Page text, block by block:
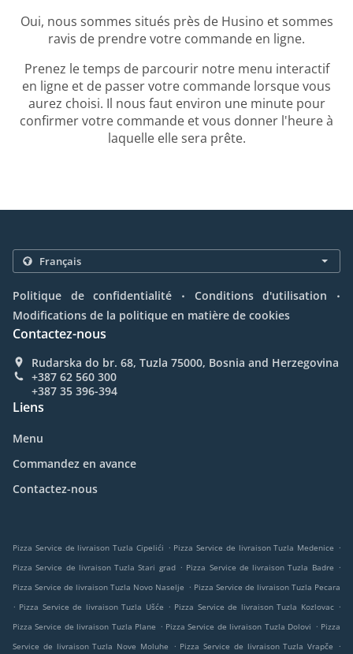
Oui, nous sommes situés près de Husino et sommes
ravis de prendre votre commande en ligne.
Prenez le temps de parcourir notre menu interactif
en ligne et de passer votre commande lorsque vous
aurez choisi. Il nous faut environ une minute pour
confirmer votre commande et vous donner l'heure à
laquelle elle sera prête.
Politique de confidentialité . Conditions d'utilisation .
Modifications de la politique en matière de cookies
Contactez-nous
Rudarska do br. 68, Tuzla 75000, Bosnia and Herzegovina
+387 62 560 300
+387 35 396-394
Liens
Menu
Commandez en avance
Contactez-nous
Pizza Service de livraison Tuzla Cipelići . Pizza Service de livraison Tuzla Medenice .
Pizza Service de livraison Tuzla Stari grad . Pizza Service de livraison Tuzla Badre .
Pizza Service de livraison Tuzla Novo Naselje . Pizza Service de livraison Tuzla Pecara
. Pizza Service de livraison Tuzla Ušće . Pizza Service de livraison Tuzla Kozlovac .
Pizza Service de livraison Tuzla Plane . Pizza Service de livraison Tuzla Dolovi . Pizza
Service de livraison Tuzla Nove Moluhe
. Pizza Service de livraison Tuzla Vrapče
.